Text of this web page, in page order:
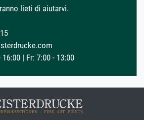
lieti di aiutarvi.
| Fr: 7:00 - 13:00